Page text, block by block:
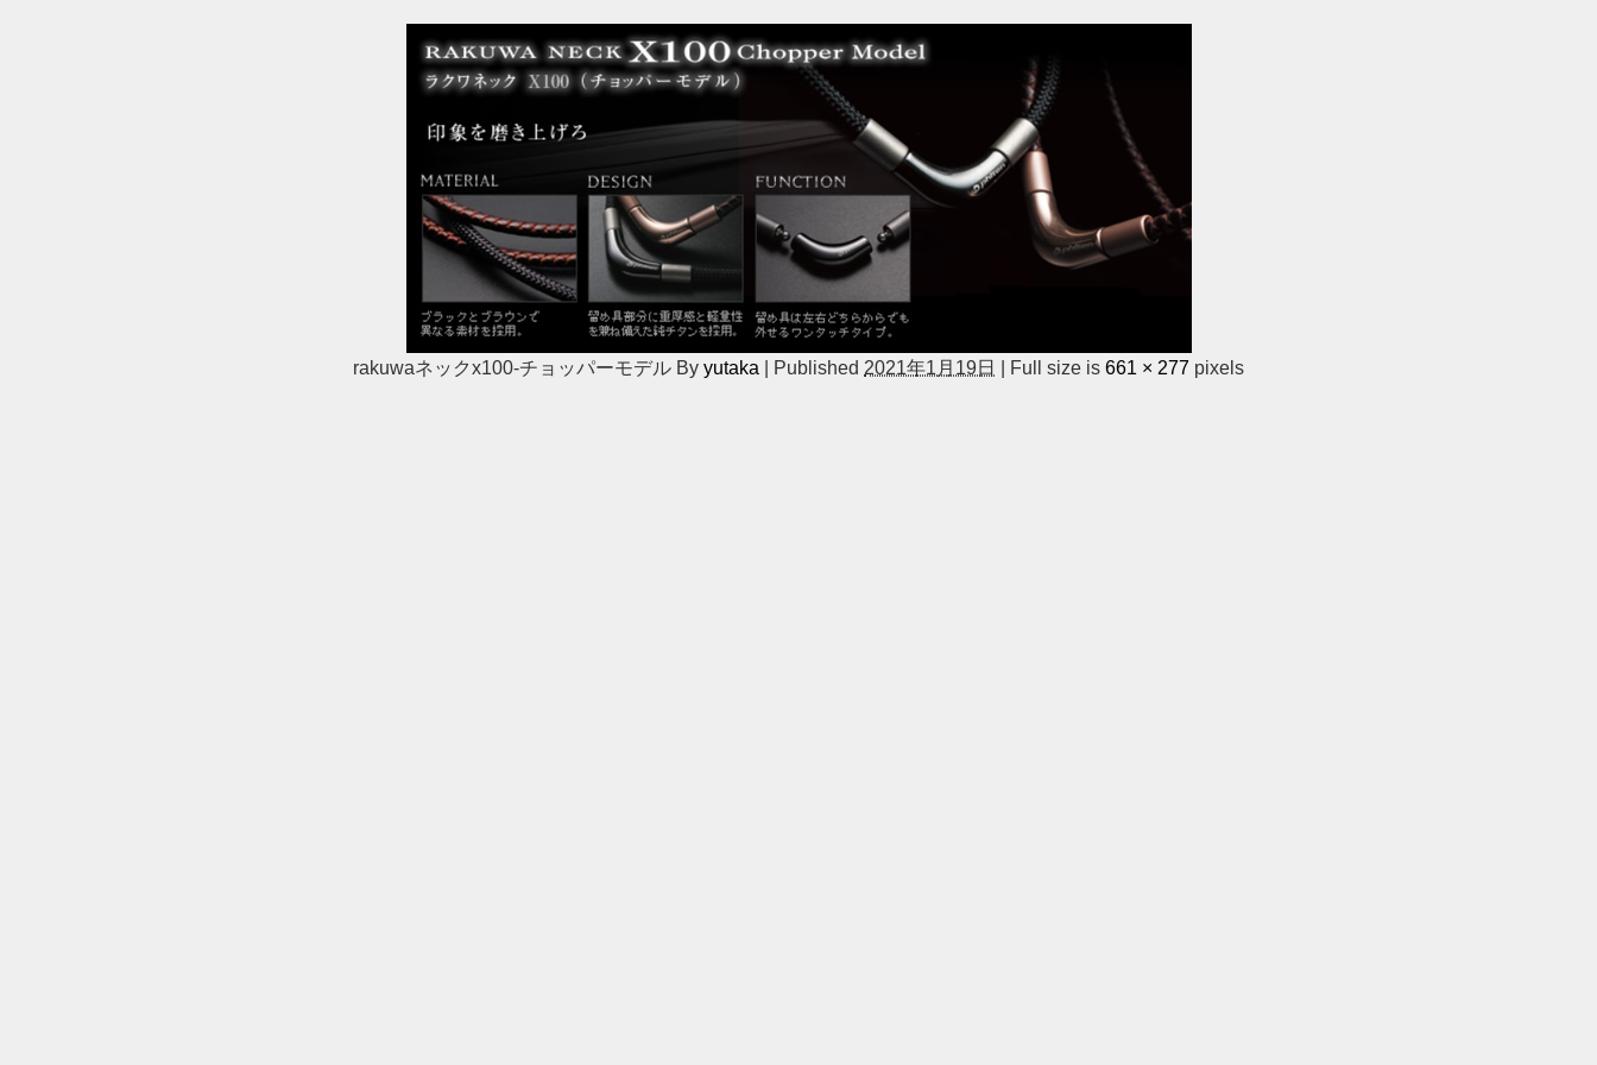
rakuwaネックx100-チョッパーモデル By yutaka Published 2021年1月19日 Full size is 661 × 277 pixels